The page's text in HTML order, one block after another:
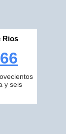
Rios
y seis